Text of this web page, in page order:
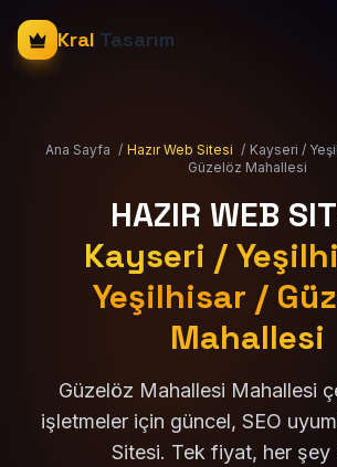
Kral Tasarım
Ana Sayfa / Hazır Web Sitesi / Kayseri /
Güzelöz Mahallesi
HAZIR WEB
Kayseri /
Yeşilhisar /
Mahallesi
Güzelöz Mahallesi Mahallesi
işletmeler için güncel, SEO
Sitesi. Tek fiyat, her şey